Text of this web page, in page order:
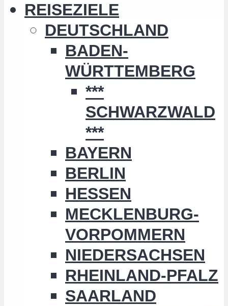
REISEZIELE
DEUTSCHLAND
BADEN-
WÜRTTEMBERG
***
SCHWARZWALD
***
BAYERN
BERLIN
HESSEN
MECKLENBURG-
VORPOMMERN
NIEDERSACHSEN
RHEINLAND-PFALZ
SAARLAND